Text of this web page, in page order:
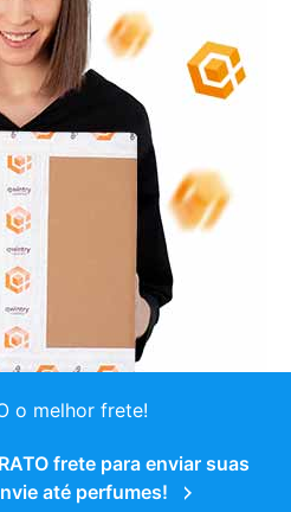
o melhor frete!
frete para enviar suas
até perfumes!